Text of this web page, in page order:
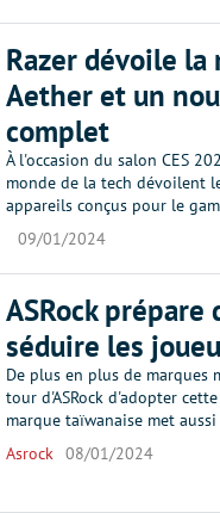
Razer dévoile
Aether et un
complet
À l'occasion du salon CES
monde de la tech dévoilent
appareils conçus pour le
09/01/2024
ASRock
séduire les
De plus en plus de marques
tour d'ASRock d'adopter
marque taïwanaise met
Asrock 08/01/2024